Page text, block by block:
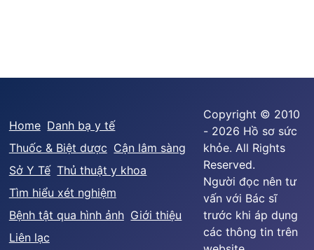
Home Danh bạ y tế
Thuốc & Biệt dược Cận lâm sàng
Sở Y Tế Thủ thuật y khoa
Tìm hiểu xét nghiệm
Bệnh tật qua hình ảnh Giới thiệu
Liên lạc
Copyright © 2010
- 2026 Hồ sơ sức
khỏe. All Rights
Reserved.
Người đọc nên tư
vấn với Bác sĩ
trước khi áp dụng
các thông tin trên